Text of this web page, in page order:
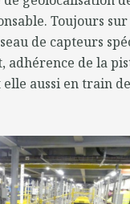
Toujours sur
de capteurs
de la
elle aussi en train